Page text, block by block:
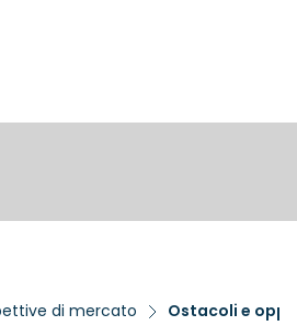
di mercato Ostacoli e